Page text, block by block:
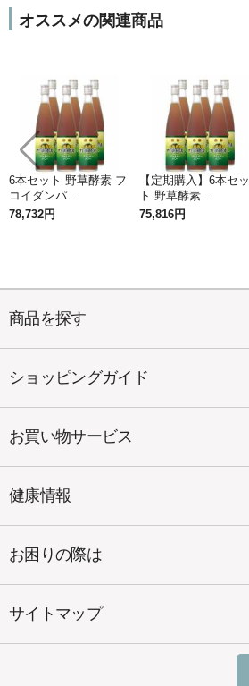
オススメの関連商品
6本セット 野草酵素 フ
コイダンパ...
78,732円
【定期購入】6本セッ
ト 野草酵素 ...
75,816円
商品を探す
ショッピングガイド
お買い物サービス
健康情報
お困りの際は
サイトマップ